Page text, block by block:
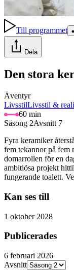
Till programmet
Dela
Den stora
Äventyr
LivsstilLivsstil &
60 min
Säsong 2Avsnitt 7
Fyra keramiker
fem tekannor på fem
domarrollen för en
ambitiösa projekt
fungerande toalett.
Kan ses till
1 oktober 2028
Publicerades
6 februari 2026
Avsnitt